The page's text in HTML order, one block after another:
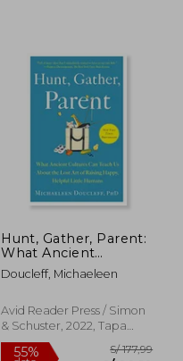
55%
dcto. S/
Hunt, Gather, Parent:
What Ancient
Cultures can Teach us
About the Lost art of
Helpful Little
Humans (en Inglés)
Doucleff, Michaeleen
Avid Reader Press / Simon
& Schuster, 2022, Tapa
Blanda, Nuevo